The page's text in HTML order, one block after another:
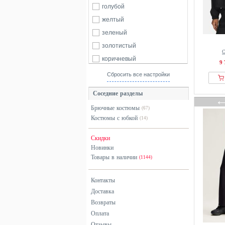
LEGEA
lululemon
ON
Only
OYSHO
Patagonia
Quiksilver
RAIKOU
Schoffel
голубой
желтый
зеленый
золотистый
коричневый
красный
разноцветный
розовый
серый
синий
черный
Сбросить все настройки
Соседние разделы
Брючные костюмы (67)
Костюмы с юбкой (14)
Скидки
Новинки
Товары в наличии (1144)
Контакты
Доставка
Возвраты
Оплата
9